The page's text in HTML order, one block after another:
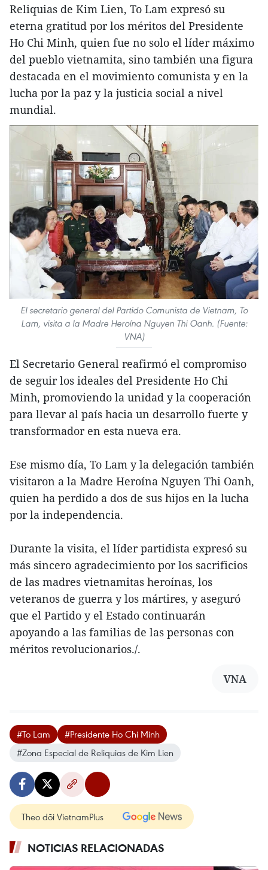
Reliquias de Kim Lien, To Lam expresó su
eterna gratitud por los méritos del Presidente
Ho Chi Minh, quien fue no solo el líder máximo
del pueblo vietnamita, sino también una figura
destacada en el movimiento comunista y en la
lucha por la paz y la justicia social a nivel
mundial.
El secretario general del Partido Comunista de Vietnam, To
Lam, visita a la Madre Heroína Nguyen Thi Oanh. (Fuente:
VNA)
El Secretario General reafirmó el compromiso
de seguir los ideales del Presidente Ho Chi
Minh, promoviendo la unidad y la cooperación
para llevar al país hacia un desarrollo fuerte y
transformador en esta nueva era.
Ese mismo día, To Lam y la delegación también
visitaron a la Madre Heroína Nguyen Thi Oanh,
quien ha perdido a dos de sus hijos en la lucha
por la independencia.
Durante la visita, el líder partidista expresó su
más sincero agradecimiento por los sacrificios
de las madres vietnamitas heroínas, los
veteranos de guerra y los mártires, y aseguró
que el Partido y el Estado continuarán
apoyando a las familias de las personas con
méritos revolucionarios./.
VNA
#To Lam
#Presidente Ho Chi Minh
#Zona Especial de Reliquias de Kim Lien
Theo dõi VietnamPlus
NOTICIAS RELACIONADAS